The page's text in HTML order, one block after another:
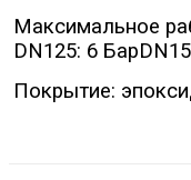
Максимальное
DN125: 6
Покрытие: